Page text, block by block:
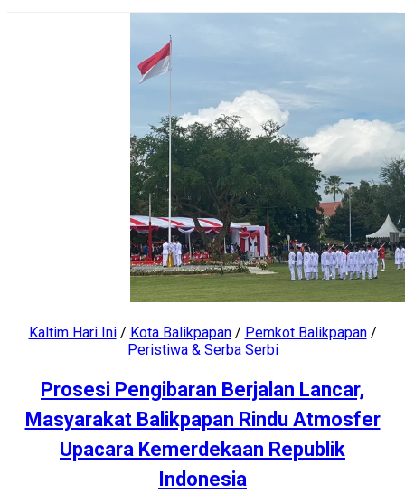
Kaltim Hari Ini/ Kota Balikpapan/ Pemkot Balikpapan/
Peristiwa & Serba Serbi
Prosesi Pengibaran Berjalan Lancar,
Masyarakat Balikpapan Rindu Atmosfer
Upacara Kemerdekaan Republik
Indonesia